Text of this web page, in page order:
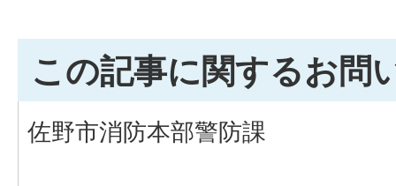
この記事に関するお問
佐野市消防本部警防課